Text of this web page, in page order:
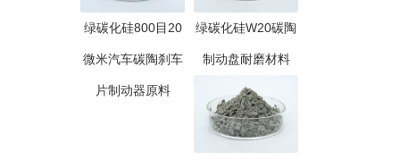
绿碳化硅800目20
微米汽车碳陶刹车
片制动器原料
绿碳化硅W20碳陶
制动盘耐磨材料